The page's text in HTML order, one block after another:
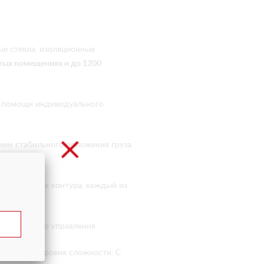
стекла, изоляционные
помещениях и до 1200
помощи индивидуального
стабильного положения груза.
вакуумных контура, каждый из
управления.
уровня сложности. С